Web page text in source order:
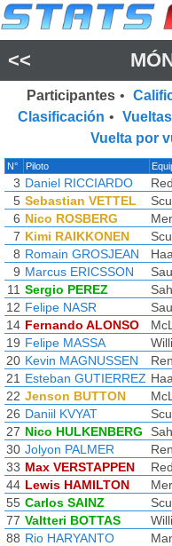
<<
Participantes •
Clasificación •
Vuelta por
N° Piloto
3 Daniel RICCIARDO
5 Sebastian VETTEL
6 Nico ROSBERG
7 Kimi RAIKKONEN
8 Romain GROSJEAN
9 Marcus ERICSSON
11 Sergio PEREZ
12 Felipe NASR
14 Fernando ALONSO
19 Felipe MASSA
20 Kevin MAGNUSSEN
21 Esteban GUTIERREZ
22 Jenson BUTTON
26 Daniil KVYAT
27 Nico HULKENBERG
30 Jolyon PALMER
33 Max VERSTAPPEN
44 Lewis HAMILTON
55 Carlos SAINZ
77 Valtteri BOTTAS
88 Rio HARYANTO